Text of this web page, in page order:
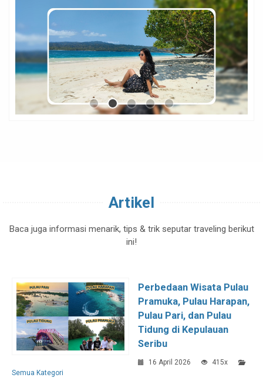
Artikel
Baca juga informasi menarik, tips & trik seputar traveling berikut
ini!
Perbedaan Wisata Pulau
Pramuka, Pulau Harapan,
Pulau Pari, dan Pulau
Tidung di Kepulauan
Seribu
16 April 2026
415x
Semua Kategori